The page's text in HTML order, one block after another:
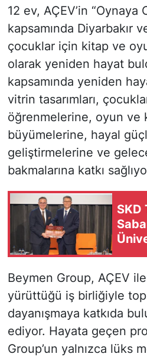
12 ev, AÇEV’in “Oynaya
kapsamında Diyarbakır
çocuklar için kitap ve
olarak yeniden hayat
kapsamında yeniden
vitrin tasarımları,
öğrenmelerine, oyun ve
büyümelerine, hayal
geliştirmelerine ve
bakmalarına katkı
SKD
Beymen Group, AÇEV
yürüttüğü iş birliğiyle
dayanışmaya katkıda
ediyor. Hayata geçen
Group’un yalnızca lüks